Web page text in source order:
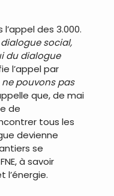
des 3.000.
dialogue social,
du dialogue
l’appel par
ne pouvons pas
que, de mai
de
tous les
devienne
se
à savoir
l’énergie.